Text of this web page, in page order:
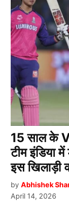
15 साल के
टीम इंडिया
इस खिलाड़ी
by Abhishek
April 14, 2026